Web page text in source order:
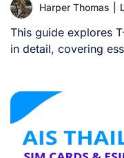
Harper Thomas
This guide explores
in detail, covering